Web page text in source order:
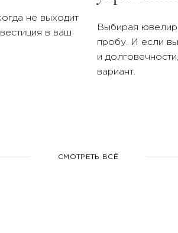
не выходит
в ваш
Выбирая
пробу. И если
и
вариант.
СМОТРЕТЬ ВСЁ